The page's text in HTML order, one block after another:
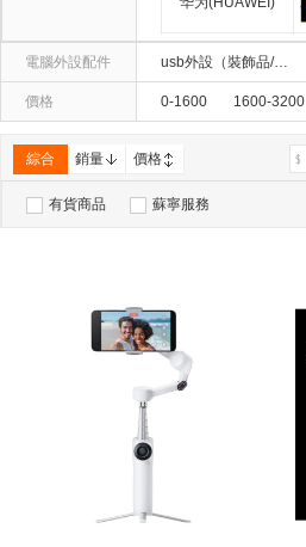
小米(mi)
電腦外設配件 usb外設（裝飾品/轉換器）
價格 0-1600 1600-3200
綜合 銷量 價格
有貨商品 蘇寧服務